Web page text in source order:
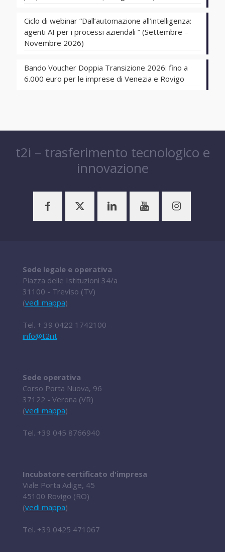
Ciclo di webinar “Dall’automazione all’intelligenza:
agenti AI per i processi aziendali ” (Settembre –
Novembre 2026)
Bando Voucher Doppia Transizione 2026: fino a
6.000 euro per le imprese di Venezia e Rovigo
t2i – trasferimento tecnologico e
innovazione
Sede legale e operativa
Piazza delle Istituzioni 34/a
31100 - Treviso (TV)
(vedi mappa)
Tel. + 39 0422 1742100
info@t2i.it
Sede operativa
Corso Porta Nuova, 96
37122 - Verona (VR)
(vedi mappa)
Tel. +39 045 8766940
Incubatore certificato d'impresa
Viale Porta Adige, 45
45100 Rovigo (RO)
(vedi mappa)
Tel. +39 0425 471067